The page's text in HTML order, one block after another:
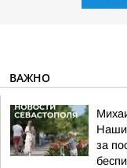
ВАЖНО
Наши
за